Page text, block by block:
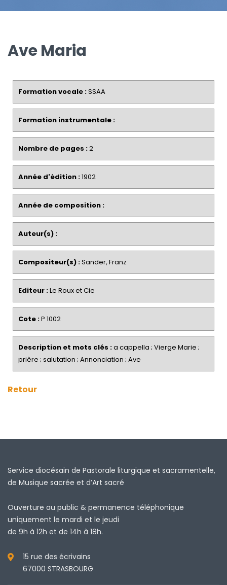
Ave Maria
Formation vocale :SSAA
Formation instrumentale :
Nombre de pages :2
Année d'édition :1902
Année de composition :
Auteur(s) :
Compositeur(s) :Sander, Franz
Editeur :Le Roux et Cie
Cote :P 1002
Description et mots clés :a cappella ; Vierge Marie ;
prière ; salutation ; Annonciation ; Ave
Retour
Service diocésain de Pastorale liturgique et sacramentelle,
de Musique sacrée et d’Art sacré
Ouverture au public & permanence téléphonique
uniquement le mardi et le jeudi
de 9h à 12h et de 14h à 18h.
15 rue des écrivains
67000 STRASBOURG